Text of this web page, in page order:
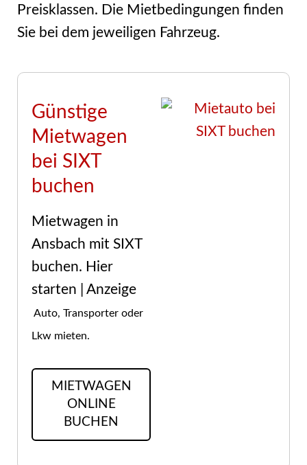
Preisklassen. Die Mietbedingungen finden
Sie bei dem jeweiligen Fahrzeug.
Günstige
Mietwagen
bei SIXT
buchen
Mietwagen in
Ansbach mit SIXT
buchen. Hier
starten | Anzeige
Auto, Transporter oder
Lkw mieten.
MIETWAGEN
ONLINE
BUCHEN